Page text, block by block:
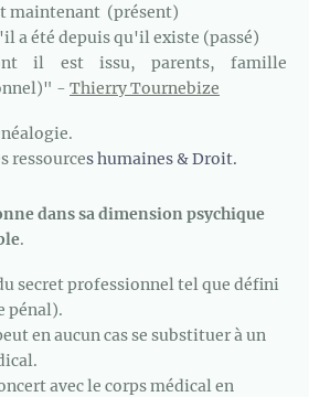
maintenant (présent)
a été depuis qu'il existe (passé)
il est issu, parents, famille
- Thierry Tournebize
ressources humaines & Droit.
dans sa dimension psychique
.
secret professionnel tel que défini
pénal).
en aucun cas se substituer à un
avec le corps médical en